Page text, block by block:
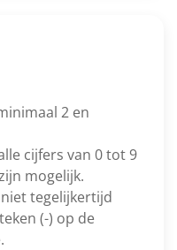
2 en
cijfers van 0 tot 9
mogelijk.
tegelijkertijd
(-) op de